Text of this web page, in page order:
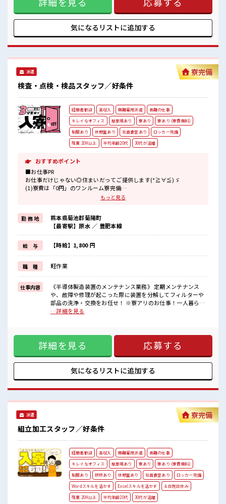
“コジンマリ”が好きな方にもお勧め！！ 少人数の職場です♪
活気あふれる20代・30代活躍中の職場です☆ 残業がしっかり
あるお仕事！気になるリストに追加する
派遣
検査・点検・検品スタッフ／好条件
寮完備
経験者歓迎 高収入 無期雇用派遣
長期の仕事
キレイなオフィス
駐車場あり 寮あり
寮あり (寮費無料)
制服あり
休憩室あり 社員食堂あり
ロッカー完備
残業 20H以上
平均年齢20代 30代が活躍
おすすめポイント
■お仕事PR
お仕事だけじゃない◎住まいだってご提供します(*≧∀≦)ゞ
(1)寮費は「0円」のワンルーム寮完備
(2)TV・冷蔵庫・洗濯機・エアコン・電子レンジ備え付け
(4)寮周辺にコンビニ・スーパー・ドラッグストア有
(5)カップルやお友達との同居OK
赴任時は現地までの移動交通費も規定支給！
《無期雇用派遣=当社の正社員》雇用期限なく、
派遣先でじっくり長期で働くことができます！
しっかりとスキルアップを図れる最高のチャンス！
高時給1800円なので…月収は驚きの「35万円以上可」
■職場の雰囲気
《男性スタッフさん活躍中》あなたの今までの経験を活かして、
さらに超大手企業のスキルを身につけるチャンス！
#ryo
もっと見る
勤 務 地
熊本県菊池郡菊陽町
【最寄駅】原水 ／ 豊肥本線
給 与 【時給】1,800 円
職 種 軽作業
仕事内容
《半導体製造装置のメンテナンス業務》 定期メンテナンス
や、故障や修理が起こった際に装置を分解してフィルターや
部品の洗浄・交換をお任せ！ ※寮アリのお仕事！一人暮らし
スタートにもピッタリ♪ ■お仕事PR お仕事だけじゃない◎住
備え付け (3)駐車場完備なのでマイカー持ち込みOK (4)寮周辺
にコンビニ・スーパー・ドラッグストア有 (5)カップルやお友
達との同居OK などなど... 赴任時は現地までの移動交通費も規
定支給！ 《無期雇用派遣=当社の正社員》雇用期限なく、 派
遣先でじっくり長期で働くことができます！ しっかりとスキ
ルアップを図れる最高のチャンス！ 高時給1800円なので…月
さん活躍中》あなたの今までの経験を活かして、 さらに超大
手企業のスキルを身につけるチャンス！ 制服無料貸与！ おい
…詳細を見る
詳細を見る 応募する
気になるリストに追加する
派遣
組立加工スタッフ／好条件
寮完備
経験者歓迎 高収入 無期雇用派遣
長期の仕事
キレイなオフィス
駐車場あり 寮あり
寮あり (寮費無料)
制服あり
研修あり 休憩室あり 社員食堂あり
ロッカー完備
Wordスキルを活かす
Excelスキルを活かす
土日祝日休み
残業 20H以上
平均年齢20代 30代が活躍